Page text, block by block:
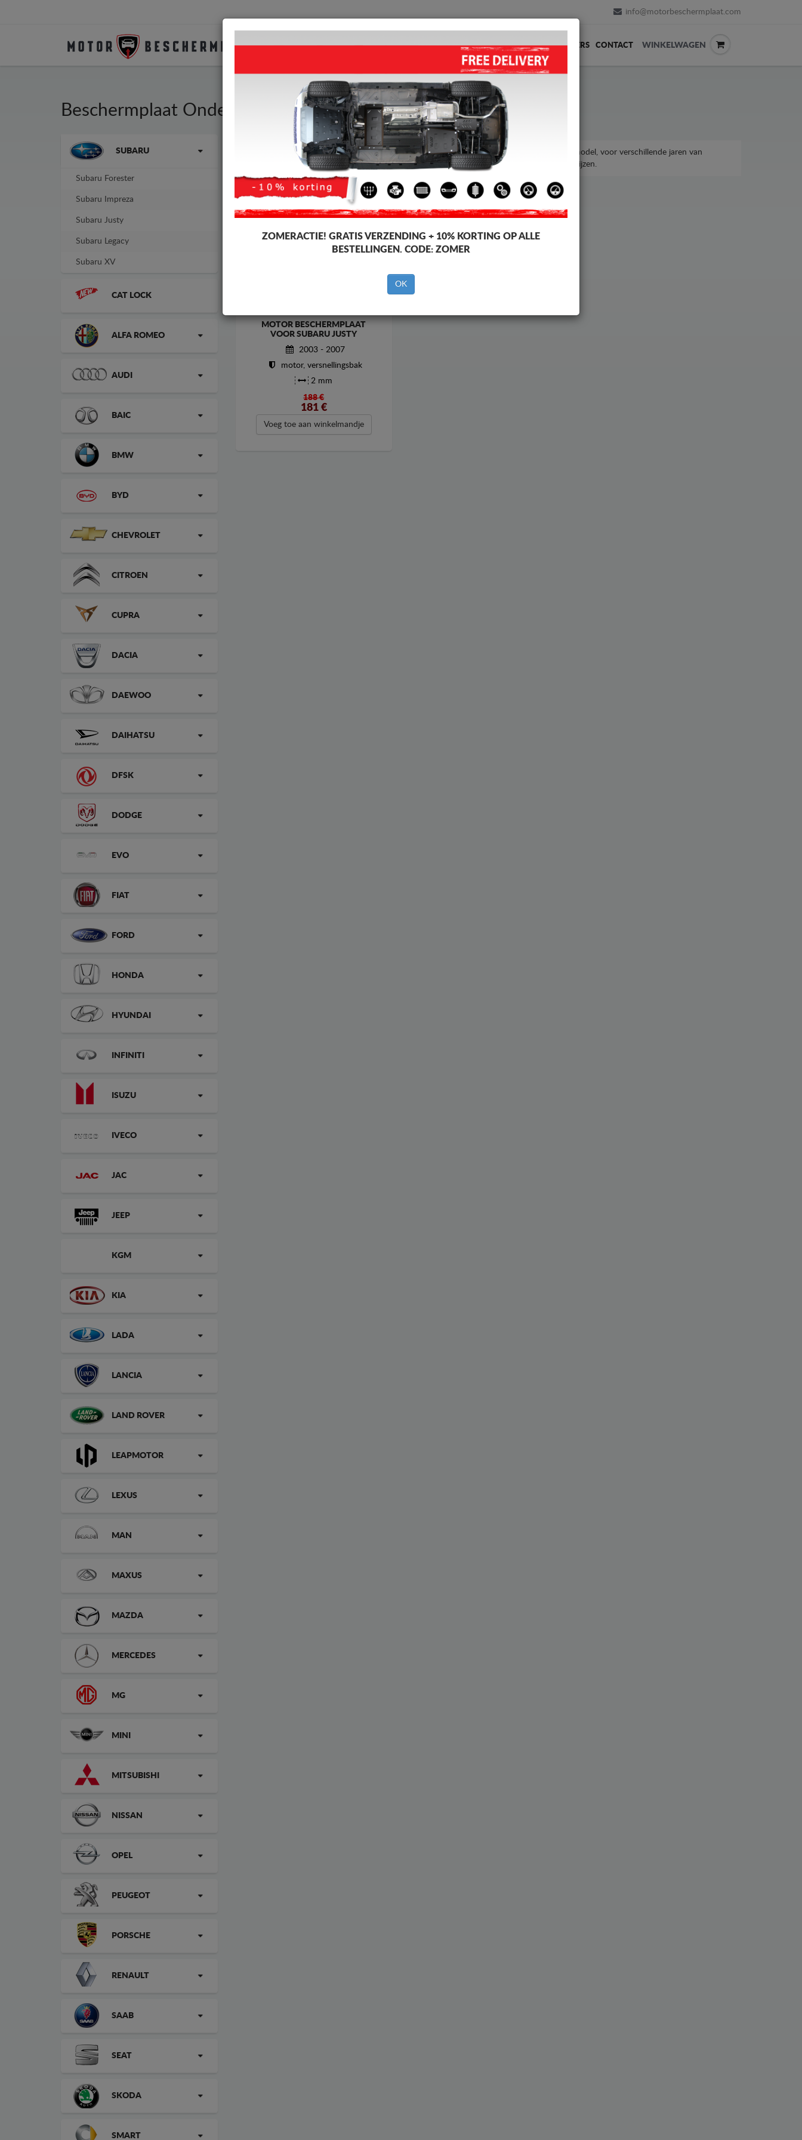
info@motorbeschermplaat.com
BESCHERMPLAAT HOME VERZENDING TERUGMELDING WEDERVERKOPERS CONTACT WINKELWAGEN
Beschermplaat Onder Auto Subaru Justy
Merken SUBARU
Subaru Forester
Subaru Impreza
Subaru Justy
Subaru Legacy
Subaru XV
CAT LOCK
ALFA ROMEO
AUDI
BAIC
BMW
BYD
CHEVROLET
CITROEN
CUPRA
DACIA
DAEWOO
DAIHATSU
DFSK
DODGE
EVO
FIAT
FORD
HONDA
HYUNDAI
INFINITI
ISUZU
IVECO
JAC
JEEP
KGM
KIA
LADA
LANCIA
LAND ROVER
LEAPMOTOR
LEXUS
MAN
MAXUS
MAZDA
MERCEDES
MG
MINI
MITSUBISHI
NISSAN
OPEL
PEUGEOT
PORSCHE
RENAULT
SAAB
SEAT
SKODA
SMART
Beschermplaat voor de motor en versnellingsbak voor Subaru-voertuigen, Subaru Justy-model, voor verschillende jaren van
fabricage. Motor beschermplaat, 2-3 mm dik, eenvoudig te monteren, tegen betaalbare prijzen.
-4%
MOTOR BESCHERMPLAAT
VOOR SUBARU JUSTY
2003 - 2007
motor, versnellingsbak
2 mm
188 €
181€
Voeg toe aan winkelmandje
ZOMERACTIE! GRATIS VERZENDING + 10% KORTING OP ALLE
BESTELLINGEN. CODE: ZOMER
OK